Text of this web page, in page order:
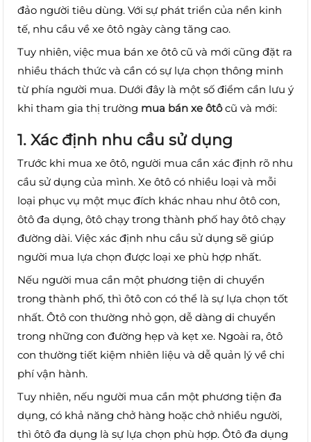
đảo người tiêu dùng. Với sự phát triển của nền kinh
tế, nhu cầu về xe ôtô ngày càng tăng cao.
Tuy nhiên, việc mua bán xe ôtô cũ và mới cũng đặt ra
nhiều thách thức và cần có sự lựa chọn thông minh
từ phía người mua. Dưới đây là một số điểm cần lưu ý
khi tham gia thị trường mua bán xe ôtôcũ và mới:
1. Xác định nhu cầu sử dụng
Trước khi mua xe ôtô, người mua cần xác định rõ nhu
cầu sử dụng của mình. Xe ôtô có nhiều loại và mỗi
loại phục vụ một mục đích khác nhau như ôtô con,
ôtô đa dụng, ôtô chạy trong thành phố hay ôtô chạy
đường dài. Việc xác định nhu cầu sử dụng sẽ giúp
người mua lựa chọn được loại xe phù hợp nhất.
Nếu người mua cần một phương tiện di chuyển
trong thành phố, thì ôtô con có thể là sự lựa chọn tốt
nhất. Ôtô con thường nhỏ gọn, dễ dàng di chuyển
trong những con đường hẹp và kẹt xe. Ngoài ra, ôtô
con thường tiết kiệm nhiên liệu và dễ quản lý về chi
phí vận hành.
Tuy nhiên, nếu người mua cần một phương tiện đa
dụng, có khả năng chở hàng hoặc chở nhiều người,
thì ôtô đa dụng là sự lựa chọn phù hợp. Ôtô đa dụng